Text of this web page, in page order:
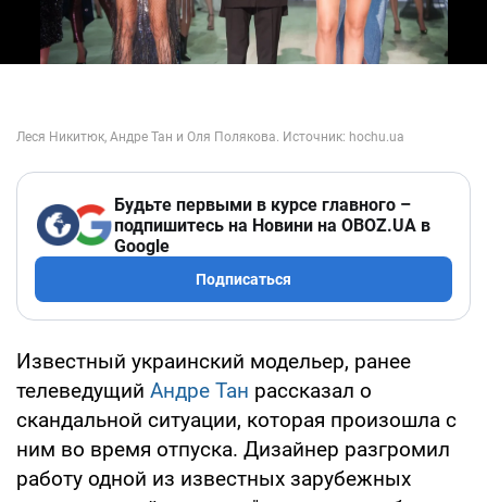
Будьте первыми в курсе главного –
подпишитесь на Новини на OBOZ.UA в
Google
Подписаться
Известный украинский модельер, ранее
телеведущий Андре Тан рассказал о
скандальной ситуации, которая произошла с
ним во время отпуска. Дизайнер разгромил
работу одной из известных зарубежных